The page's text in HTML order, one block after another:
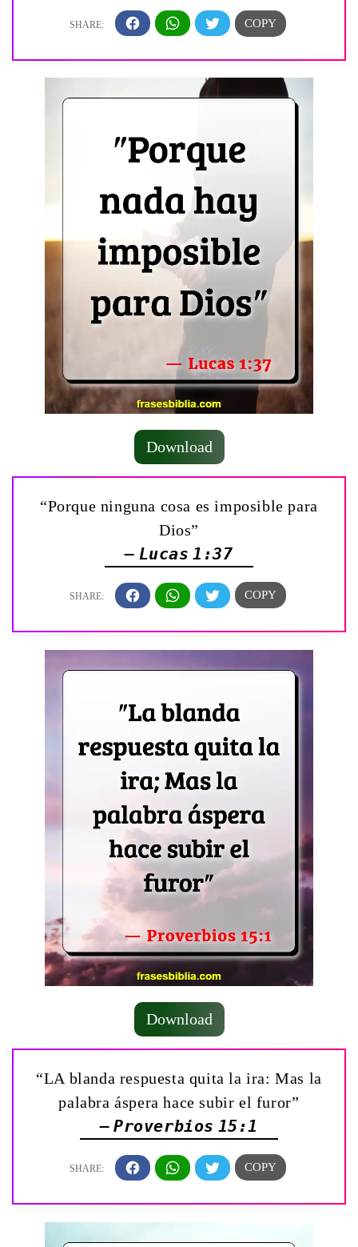
Download
“Porque ninguna cosa es imposible para
Dios”
— Lucas 1:37
Download
“LA blanda respuesta quita la ira: Mas la
palabra áspera hace subir el furor”
— Proverbios 15:1